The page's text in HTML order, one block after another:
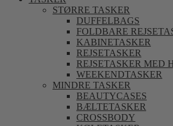
STØRRE TASKER
DUFFELBAGS
FOLDBARE
KABINETASKER
REJSETASKER
REJSETASKER MED
WEEKENDTASKER
MINDRE TASKER
BEAUTYCASES
BÆLTETASKER
CROSSBODY